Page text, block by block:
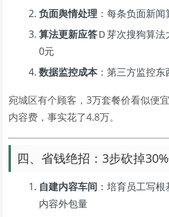
负面舆情处理 ：每条负面新
算法更新应答Ｄ芽次搜狗算
0元
数据监控成本：第三方监控
宛城区有个顾客，3万套餐价看似便
内容费，事实花了4.8万。
四、省钱绝招：3步砍掉
自建内容车间 ：培育员工写
内容外包量